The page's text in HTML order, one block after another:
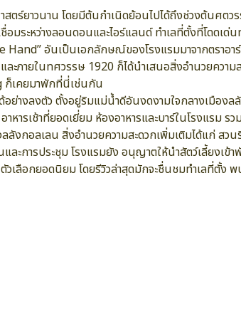
ตร์ยาวนาน โดยมีต้นกำเนิดย้อนไปได้ถึงช่วงต้นศต
มระหว่างลอนดอนและไอร์แลนด์ ทำเลที่ตั้งที่โดดเ
Hand” อันเป็นเอกลักษณ์ของโรงแรมมาจากตรา
ะภายในทศวรรษ 1920 ก็ได้นำเสนอสิ่งอำนวยควา
ก็เคยมาพักที่นี่เช่นกัน
างลงตัว ตั้งอยู่ริมแม่น้ำดีอันงดงามใจกลางเมือง
ารเช้าที่ยอดเยี่ยม ห้องอาหารและบาร์ในโรงแรม ร
ลังกอลเลน สิ่งอำนวยความสะดวกเพิ่มเติมได้แก่ ส
ละการประชุม โรงแรมยัง อนุญาตให้นำสัตว์เลี้ยงเ
ลือกยอดนิยม โดยรีวิวล่าสุดมักจะชื่นชมทำเลที่ตั้ง พ